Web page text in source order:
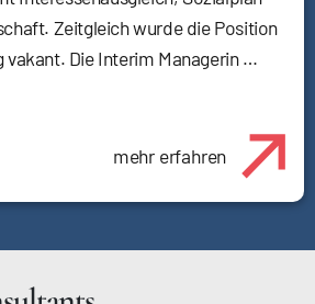
Zeitgleich wurde die Position
vakant. Die Interim Managerin …
mehr erfahren